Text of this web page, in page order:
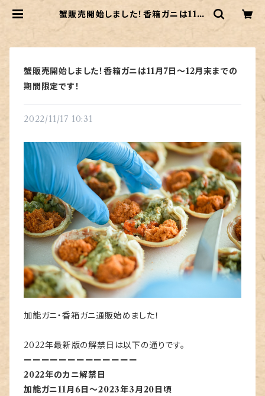
蟹販売開始しました！香箱ガニは11月
7日〜12月末までの期間限定です！ |
蟹販売開始しました！香箱ガニは11月7日〜12月末までの
期間限定です！
2022/11/17 10:31
加能ガニ・香箱ガニ通販始めました！
2022年最新版の解禁日は以下の通りです。
ーーーーーーーーーーーーー
2022年のカニ解禁日
加能ガニ11月6日〜2023年3月20日頃